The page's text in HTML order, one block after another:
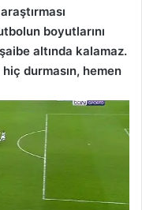
boyutlarını
altında kalamaz.
durmasın, hemen